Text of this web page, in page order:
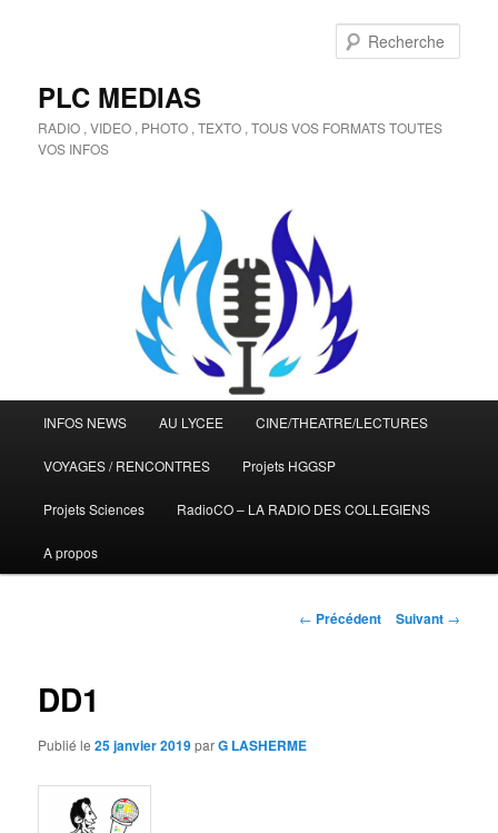
PLC MEDIAS
RADIO , VIDEO , PHOTO , TEXTO , TOUS VOS FORMATS TOUTES
VOS INFOS
principal
INFOS NEWS AU LYCEE CINE/THEATRE/LECTURES
VOYAGES / RENCONTRES Projets HGGSP
Projets Sciences RadioCO – LA RADIO DES COLLEGIENS
A propos
Navigation
← Précédent Suivant →
DD1
Publié le25 janvier 2019parG LASHERME